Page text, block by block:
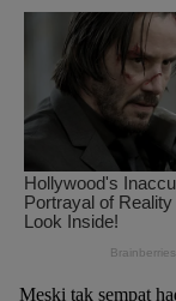
Meski tak sempat